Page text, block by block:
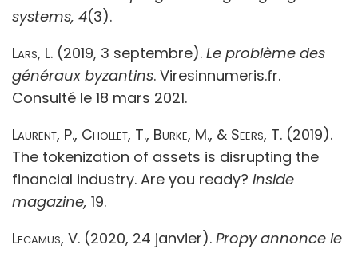
systems, 4(3).
Lars, L. (2019, 3 septembre). Le problème des
généraux byzantins. Viresinnumeris.fr.
Consulté le 18 mars 2021.
Laurent, P., Chollet, T., Burke, M., & Seers, T. (2019).
The tokenization of assets is disrupting the
financial industry. Are you ready? Inside
magazine, 19.
Lecamus, V. (2020, 24 janvier). Propy annonce le